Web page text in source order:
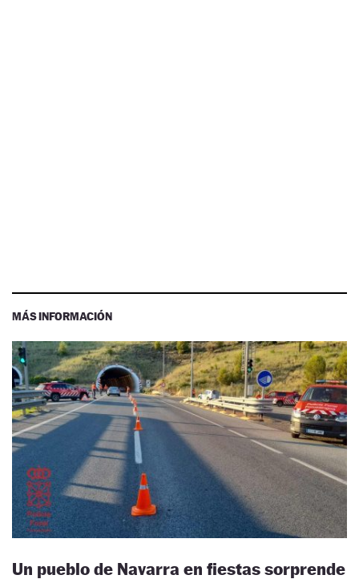
MÁS INFORMACIÓN
Un pueblo de Navarra en fiestas sorprende